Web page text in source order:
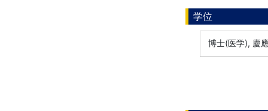
学位
博士(医学), 慶